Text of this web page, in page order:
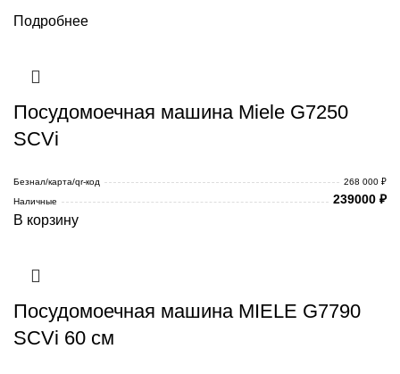
Подробнее
Посудомоечная машина Miele G7250
SCVi
Безнал/карта/qr-код
268 000 ₽
Наличные
239000 ₽
В корзину
Посудомоечная машина MIELE G7790
SCVi 60 см